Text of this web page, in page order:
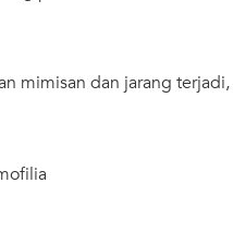
mimisan dan jarang terjadi,